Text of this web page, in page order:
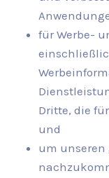
für Werbe-
Dritte, die
und
um unseren